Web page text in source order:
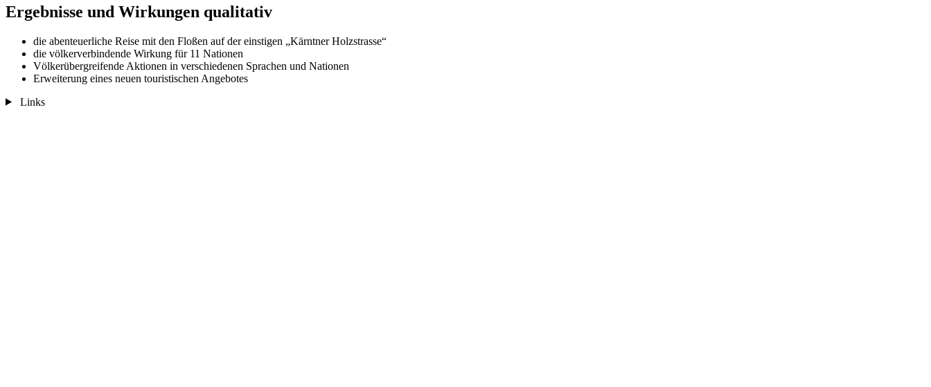
Ergebnisse und Wirkungen qualitativ
die abenteuerliche Reise mit den Floßen auf der einstigen „Kärntner Holzstrasse“
die völkerverbindende Wirkung für 11 Nationen
Völkerübergreifende Aktionen in verschiedenen Sprachen und Nationen
Erweiterung eines neuen touristischen Angebotes
Links